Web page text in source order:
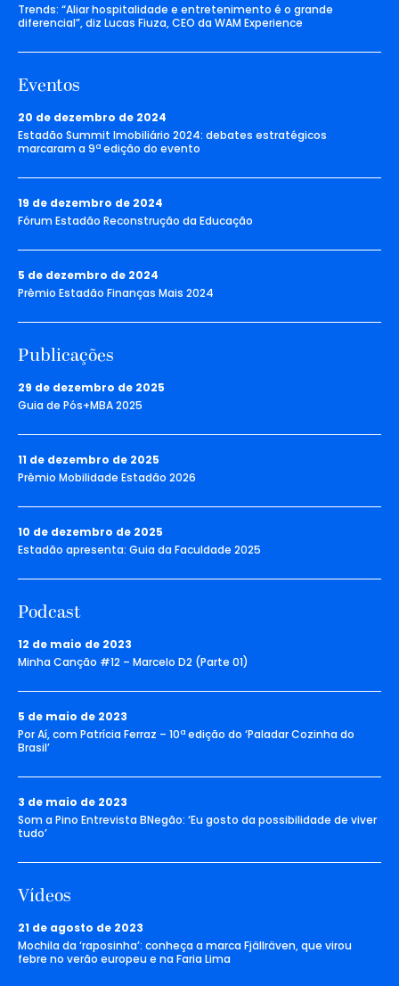
Trends: “Aliar hospitalidade e entretenimento é o grande
diferencial”, diz Lucas Fiuza, CEO da WAM Experience
Eventos
20 de dezembro de 2024
Estadão Summit Imobiliário 2024: debates estratégicos
marcaram a 9ª edição do evento
19 de dezembro de 2024
Fórum Estadão Reconstrução da Educação
5 de dezembro de 2024
Prêmio Estadão Finanças Mais 2024
Publicações
29 de dezembro de 2025
Guia de Pós+MBA 2025
11 de dezembro de 2025
Prêmio Mobilidade Estadão 2026
10 de dezembro de 2025
Estadão apresenta: Guia da Faculdade 2025
Podcast
12 de maio de 2023
Minha Canção #12 – Marcelo D2 (Parte 01)
5 de maio de 2023
Por Aí, com Patrícia Ferraz – 10ª edição do ‘Paladar Cozinha do
Brasil’
3 de maio de 2023
Som a Pino Entrevista BNegão: ‘Eu gosto da possibilidade de viver
tudo’
Vídeos
21 de agosto de 2023
Mochila da ‘raposinha’: conheça a marca Fjällräven, que virou
febre no verão europeu e na Faria Lima